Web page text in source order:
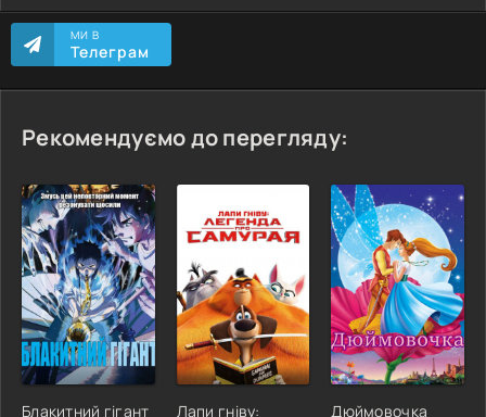
МИ В
Телеграм
Рекомендуємо до перегляду:
Блакитний гігант
Лапи гніву:
Дюймовочка